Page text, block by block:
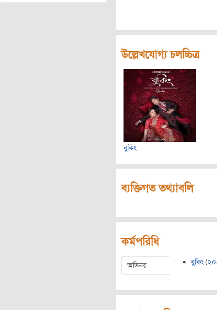
উল্লেখযোগ্য চলচ্চিত্র
বুকিং
ব্যক্তিগত তথ্যাবলি
কর্মপরিধি
অভিনয় বুকিং (